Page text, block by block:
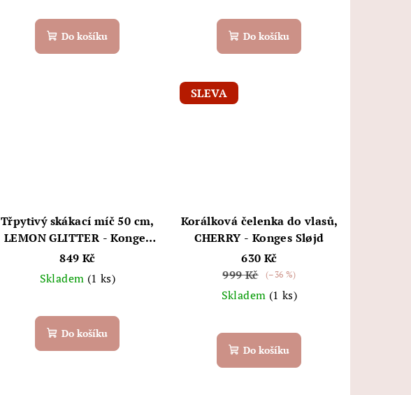
Do košíku Do košíku
Třpytivý skákací míč 50 cm,
LEMON GLITTER - Konges
Sløjd
849 Kč
Skladem (1 ks)
Do košíku
SLEVA
Korálková čelenka do vlasů,
CHERRY - Konges Sløjd
630 Kč
999 Kč
(–36 %)
Skladem (1 ks)
Do košíku